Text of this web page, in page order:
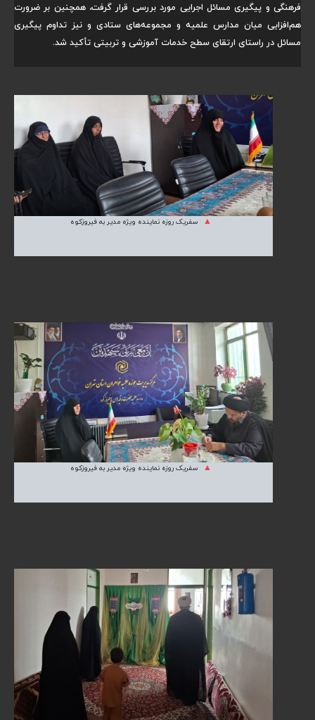
فرهنگی و پیگیری مسائل اجرایی مورد بررسی قرار گرفت، همچنین بر ضرورت
هم‌افزایی میان مدارس علمیه و مجموعه‌های ستادی و نیز تداوم پیگیری
مسائل در راستای ارتقای سطح خدمات آموزشی و تربیتی تأکید شد.
سفریک روزه نماینده ویژه مدیر به فیروزکوه
سفریک روزه نماینده ویژه مدیر به فیروزکوه